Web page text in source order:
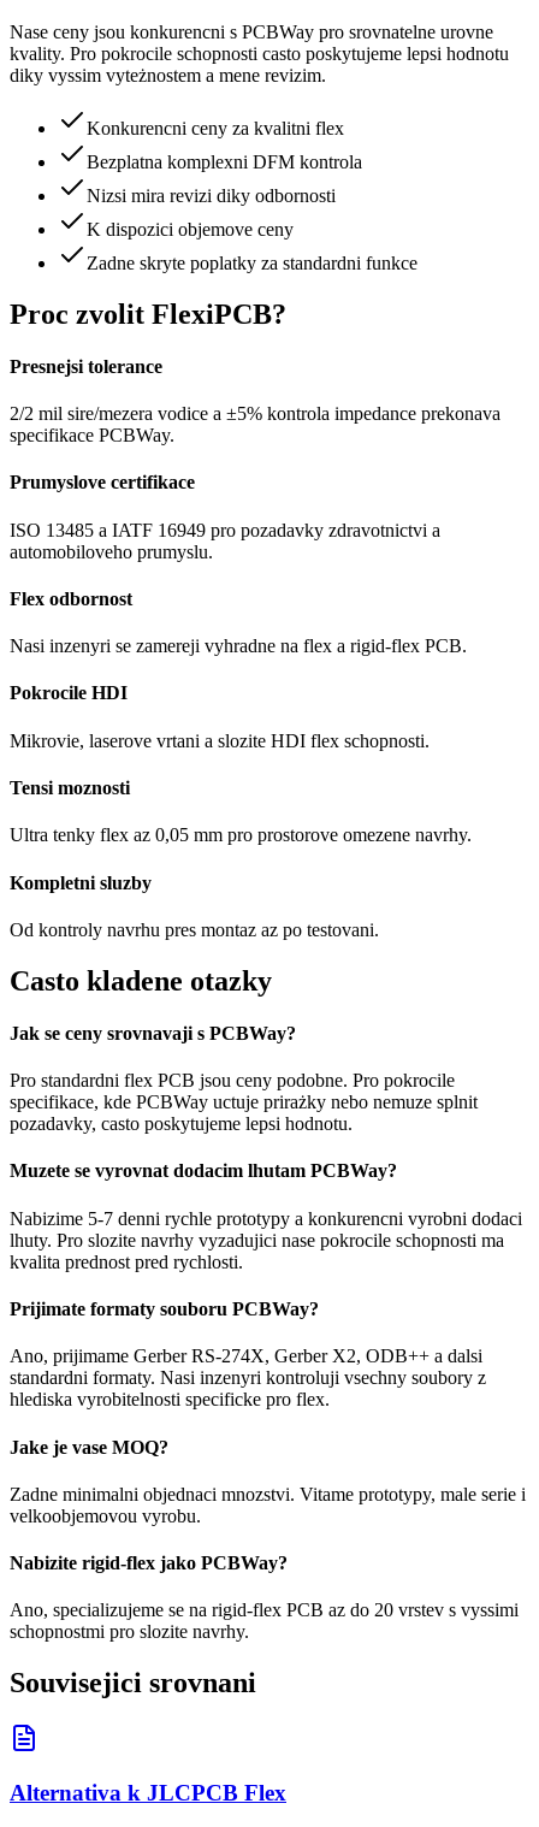
Nase ceny jsou konkurencni s PCBWay pro srovnatelne urovne
kvality. Pro pokrocile schopnosti casto poskytujeme lepsi hodnotu
diky vyssim vyteżnostem a mene revizim.
Konkurencni ceny za kvalitni flex
Bezplatna komplexni DFM kontrola
Nizsi mira revizi diky odbornosti
K dispozici objemove ceny
Zadne skryte poplatky za standardni funkce
Proc zvolit FlexiPCB?
Presnejsi tolerance
2/2 mil sire/mezera vodice a ±5% kontrola impedance prekonava
specifikace PCBWay.
Prumyslove certifikace
ISO 13485 a IATF 16949 pro pozadavky zdravotnictvi a
automobiloveho prumyslu.
Flex odbornost
Nasi inzenyri se zamereji vyhradne na flex a rigid-flex PCB.
Pokrocile HDI
Mikrovie, laserove vrtani a slozite HDI flex schopnosti.
Tensi moznosti
Ultra tenky flex az 0,05 mm pro prostorove omezene navrhy.
Kompletni sluzby
Od kontroly navrhu pres montaz az po testovani.
Casto kladene otazky
Jak se ceny srovnavaji s PCBWay?
Pro standardni flex PCB jsou ceny podobne. Pro pokrocile
specifikace, kde PCBWay uctuje prirażky nebo nemuze splnit
pozadavky, casto poskytujeme lepsi hodnotu.
Muzete se vyrovnat dodacim lhutam PCBWay?
Nabizime 5-7 denni rychle prototypy a konkurencni vyrobni dodaci
lhuty. Pro slozite navrhy vyzadujici nase pokrocile schopnosti ma
kvalita prednost pred rychlosti.
Prijimate formaty souboru PCBWay?
Ano, prijimame Gerber RS-274X, Gerber X2, ODB++ a dalsi
standardni formaty. Nasi inzenyri kontroluji vsechny soubory z
hlediska vyrobitelnosti specificke pro flex.
Jake je vase MOQ?
Zadne minimalni objednaci mnozstvi. Vitame prototypy, male serie i
velkoobjemovou vyrobu.
Nabizite rigid-flex jako PCBWay?
Ano, specializujeme se na rigid-flex PCB az do 20 vrstev s vyssimi
schopnostmi pro slozite navrhy.
Souvisejici srovnani
Alternativa k JLCPCB Flex